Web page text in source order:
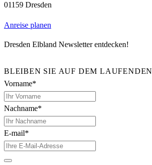
01159 Dresden
Anreise planen
Dresden Elbland Newsletter entdecken!
BLEIBEN SIE AUF DEM LAUFENDEN
Vorname*
Nachname*
E-mail*